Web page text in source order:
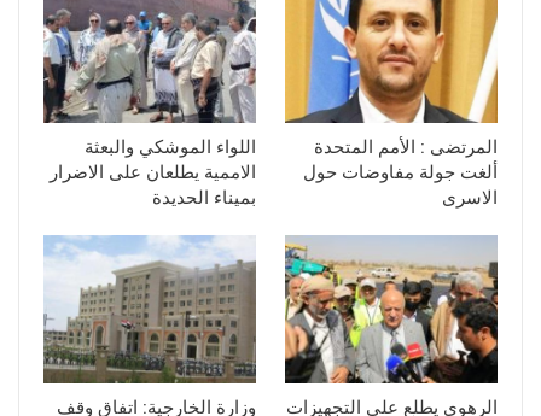
المرتضى : الأمم المتحدة
ألغت جولة مفاوضات حول
الاسرى
اللواء الموشكي والبعثة
الاممية يطلعان على الاضرار
بميناء الحديدة
الرهوي يطلع على التجهيزات وزارة الخارجية: اتفاق وقف